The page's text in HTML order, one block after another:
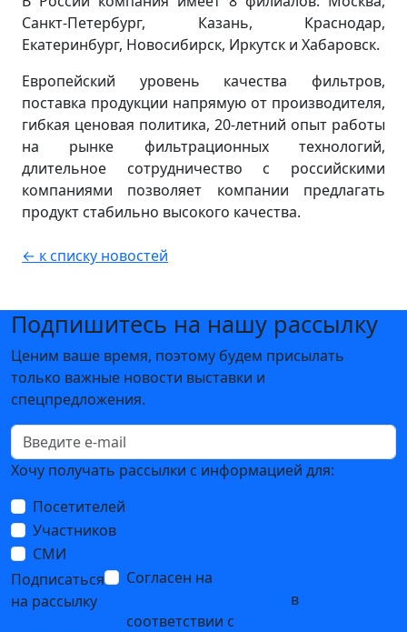
Санкт-Петербург, Казань, Краснодар,
Екатеринбург, Новосибирск, Иркутск и Хабаровск.
Европейский уровень качества фильтров,
поставка продукции напрямую от производителя,
гибкая ценовая политика, 20-летний опыт работы
на рынке фильтрационных технологий,
длительное сотрудничество с российскими
компаниями позволяет компании предлагать
продукт стабильно высокого качества.
← к списку новостей
Подпишитесь на нашу рассылку
Ценим ваше время, поэтому будем присылать
только важные новости выставки и
спецпредложения.
Хочу получать рассылки с информацией для:
Посетителей
Участников
СМИ
Подписаться
на рассылку
Согласен на
в
соответствии с